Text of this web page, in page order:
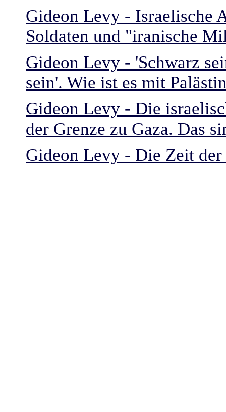
Gideon Levy - Israelische
Soldaten und "iranische
Gideon Levy - 'Schwarz
sein'. Wie ist es mit
Gideon Levy - Die
der Grenze zu Gaza. Das
Gideon Levy - Die Zeit der